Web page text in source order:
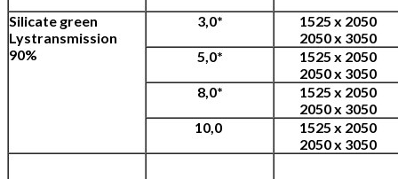
Silicate green
Lystransmission
90%
3,0*
1525 x 2050
2050 x 3050
5,0*
1525 x 2050
2050 x 3050
8,0*
1525 x 2050
2050 x 3050
10,0
1525 x 2050
2050 x 3050